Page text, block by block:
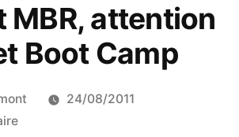
MBR, attention
Boot Camp
24/08/2011
sur